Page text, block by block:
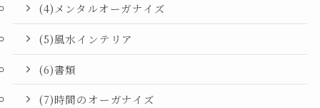
(4)メンタルオーガナイズ
(5)風水インテリア
(6)書類
(7)時間のオーガナイズ